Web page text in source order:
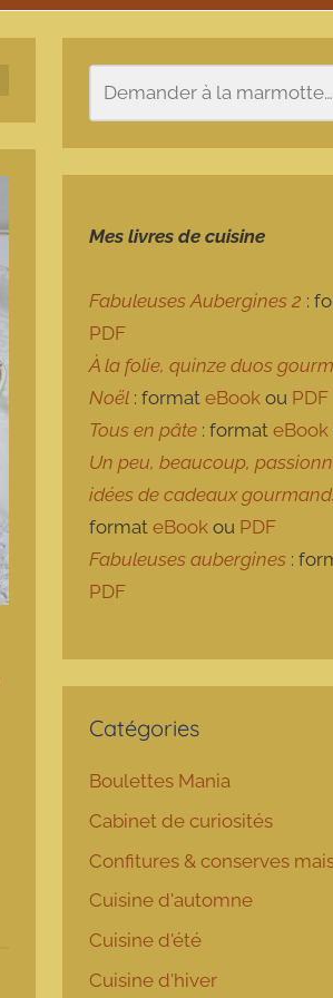
Mes livres de cuisine
Fabuleuses Aubergines 2 :
PDF
À la folie, quinze duos
Noël : formateBook ou PDF
Tous en pâte : formateBook
Un peu, beaucoup,
idées de cadeaux
formateBook ou PDF
Fabuleuses aubergines :
PDF
Catégories
Boulettes Mania
Cabinet de curiosités
Confitures & conserves
Cuisine d'automne
Cuisine d'été
Cuisine d'hiver